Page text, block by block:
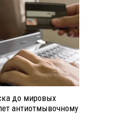
до мировых
антиотмывочному